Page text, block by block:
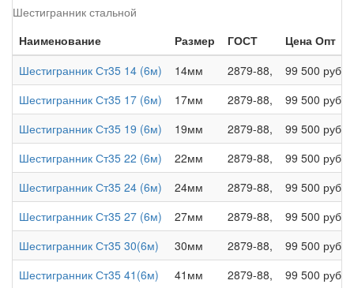
Шестигранник стальной
Наименование
Размер ГОСТ
Цена Опт
Шестигранник Ст35 14 (6м)
14мм 2879-88,
99 500 руб.
Шестигранник Ст35 17 (6м)
17мм 2879-88,
99 500 руб.
Шестигранник Ст35 19 (6м)
19мм 2879-88,
99 500 руб.
Шестигранник Ст35 22 (6м)
22мм 2879-88,
99 500 руб.
Шестигранник Ст35 24 (6м)
24мм 2879-88,
99 500 руб.
Шестигранник Ст35 27 (6м)
27мм 2879-88,
99 500 руб.
Шестигранник Ст35 30(6м)
30мм 2879-88,
99 500 руб.
Шестигранник Ст35 41(6м)
41мм 2879-88,
99 500 руб.